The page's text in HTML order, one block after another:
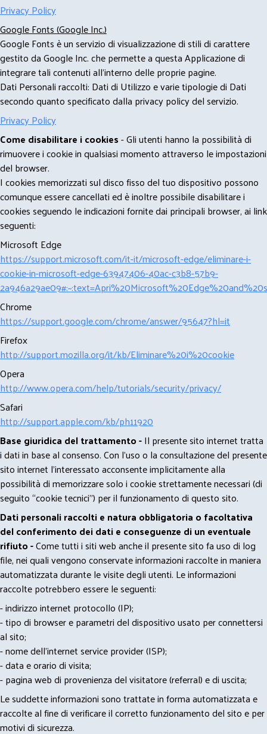
Privacy Policy
Google Fonts (Google Inc.)
Google Fonts è un servizio di visualizzazione di stili di carattere
gestito da Google Inc. che permette a questa Applicazione di
integrare tali contenuti all'interno delle proprie pagine.
Dati Personali raccolti: Dati di Utilizzo e varie tipologie di Dati
secondo quanto specificato dalla privacy policy del servizio.
Privacy Policy
Come disabilitare i cookies- Gli utenti hanno la possibilità di
rimuovere i cookie in qualsiasi momento attraverso le impostazioni
del browser.
I cookies memorizzati sul disco fisso del tuo dispositivo possono
comunque essere cancellati ed è inoltre possibile disabilitare i
cookies seguendo le indicazioni fornite dai principali browser, ai link
seguenti:
Microsoft Edge
https://support.microsoft.com/it-it/microsoft-edge/eliminare-i-
cookie-in-microsoft-edge-63947406-40ac-c3b8-57b9-
Chrome
https://support.google.com/chrome/answer/95647?hl=it
Firefox
http://support.mozilla.org/it/kb/Eliminare%20i%20cookie
Opera
http://www.opera.com/help/tutorials/security/privacy/
Safari
http://support.apple.com/kb/ph11920
Base giuridica del trattamento -Il presente sito internet tratta
i dati in base al consenso. Con l'uso o la consultazione del presente
sito internet l’interessato acconsente implicitamente alla
possibilità di memorizzare solo i cookie strettamente necessari (di
seguito “cookie tecnici”) per il funzionamento di questo sito.
Dati personali raccolti e natura obbligatoria o facoltativa
del conferimento dei dati e conseguenze di un eventuale
rifiuto -Come tutti i siti web anche il presente sito fa uso di log
file, nei quali vengono conservate informazioni raccolte in maniera
automatizzata durante le visite degli utenti. Le informazioni
raccolte potrebbero essere le seguenti:
- indirizzo internet protocollo (IP);
- tipo di browser e parametri del dispositivo usato per connettersi
al sito;
- nome dell'internet service provider (ISP);
- data e orario di visita;
- pagina web di provenienza del visitatore (referral) e di uscita;
Le suddette informazioni sono trattate in forma automatizzata e
raccolte al fine di verificare il corretto funzionamento del sito e per
motivi di sicurezza.